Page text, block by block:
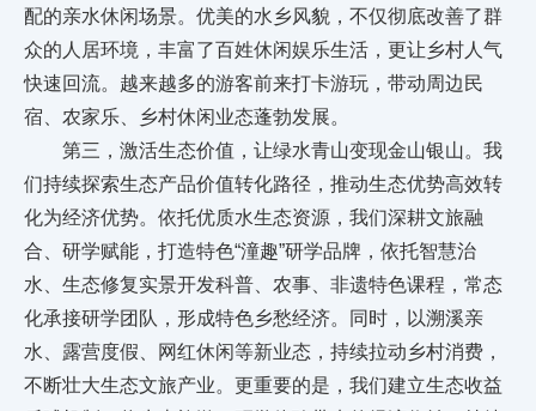
配的亲水休闲场景。优美的水乡风貌，不仅彻底改善了群
众的人居环境，丰富了百姓休闲娱乐生活，更让乡村人气
快速回流。越来越多的游客前来打卡游玩，带动周边民
宿、农家乐、乡村休闲业态蓬勃发展。
第三，激活生态价值，让绿水青山变现金山银山。我
们持续探索生态产品价值转化路径，推动生态优势高效转
化为经济优势。依托优质水生态资源，我们深耕文旅融
合、研学赋能，打造特色“潼趣”研学品牌，依托智慧治
水、生态修复实景开发科普、农事、非遗特色课程，常态
化承接研学团队，形成特色乡愁经济。同时，以溯溪亲
水、露营度假、网红休闲等新业态，持续拉动乡村消费，
不断壮大生态文旅产业。更重要的是，我们建立生态收益